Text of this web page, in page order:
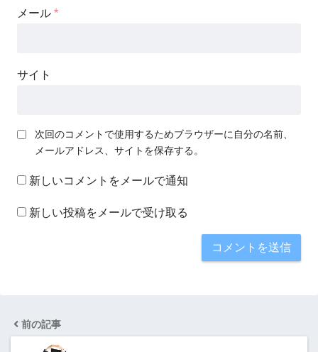
メール *
サイト
次回のコメントで使用するためブラウザーに自分の名前、
メールアドレス、サイトを保存する。
新しいコメントをメールで通知
新しい投稿をメールで受け取る
前の記事